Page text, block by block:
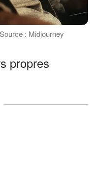
: Midjourney
propres